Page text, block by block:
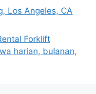
Los Angeles, CA
Forklift
harian, bulanan,